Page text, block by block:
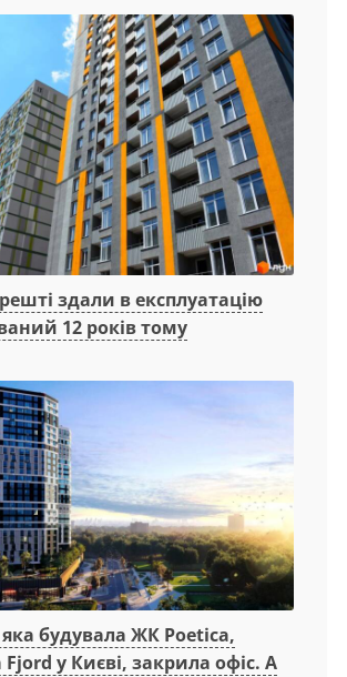
здали в експлуатацію
12 років тому
будувала ЖК Poetica,
у Києві, закрила офіс. А